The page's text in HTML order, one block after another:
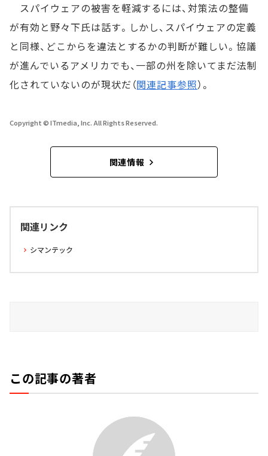
スパイウェアの被害を軽減するには、対策法の整備
が有効と野々下氏は話す。しかし、スパイウェアの定義
と同様、どこからを違法とするかの判断が難しい。協議
が進んでいるアメリカでも、一部の州を除いてまだ法制
化されていないのが現状だ（関連記事参照）。
Copyright © ITmedia, Inc. All Rights Reserved.
関連情報
関連リンク
シマンテック
この記事の著者